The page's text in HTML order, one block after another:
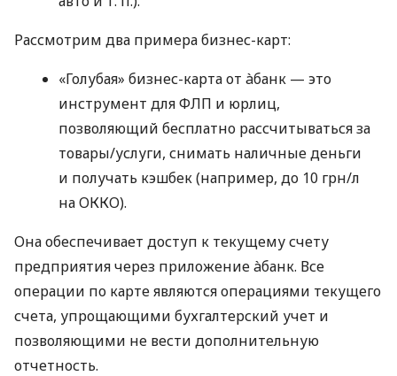
Рассмотрим два примера бизнес-карт:
«Голубая» бизнес-карта от àбанк — это
инструмент для ФЛП и юрлиц,
позволяющий бесплатно рассчитываться за
товары/услуги, снимать наличные деньги
и получать кэшбек (например, до 10 грн/л
на ОККО).
Она обеспечивает доступ к текущему счету
предприятия через приложение àбанк. Все
операции по карте являются операциями текущего
счета, упрощающими бухгалтерский учет и
позволяющими не вести дополнительную
отчетность.